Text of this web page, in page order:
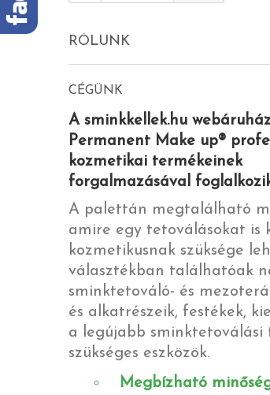
RÓLUNK
CÉGÜNK
A sminkkellek.hu
Permanent Make up®
kozmetikai termékeinek
forgalmazásával
A palettán megtalálható
amire egy tetoválásokat is
kozmetikusnak szüksége
választékban találhatóak
sminktetováló- és
és alkatrészeik, festékek,
a legújabb sminktetoválási
szükséges eszközök.
Megbízható